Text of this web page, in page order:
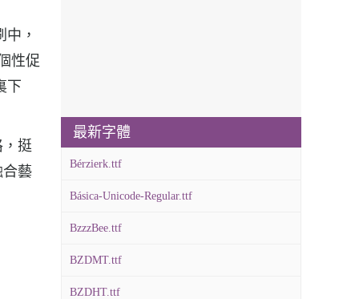
，
性促
下
挺
合藝
最新字體
Bérzierk.ttf
Básica-Unicode-Regular.ttf
BzzzBee.ttf
BZDMT.ttf
BZDHT.ttf